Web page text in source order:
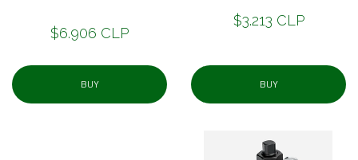
$6.906 CLP
BUY
$3.213 CLP
BUY